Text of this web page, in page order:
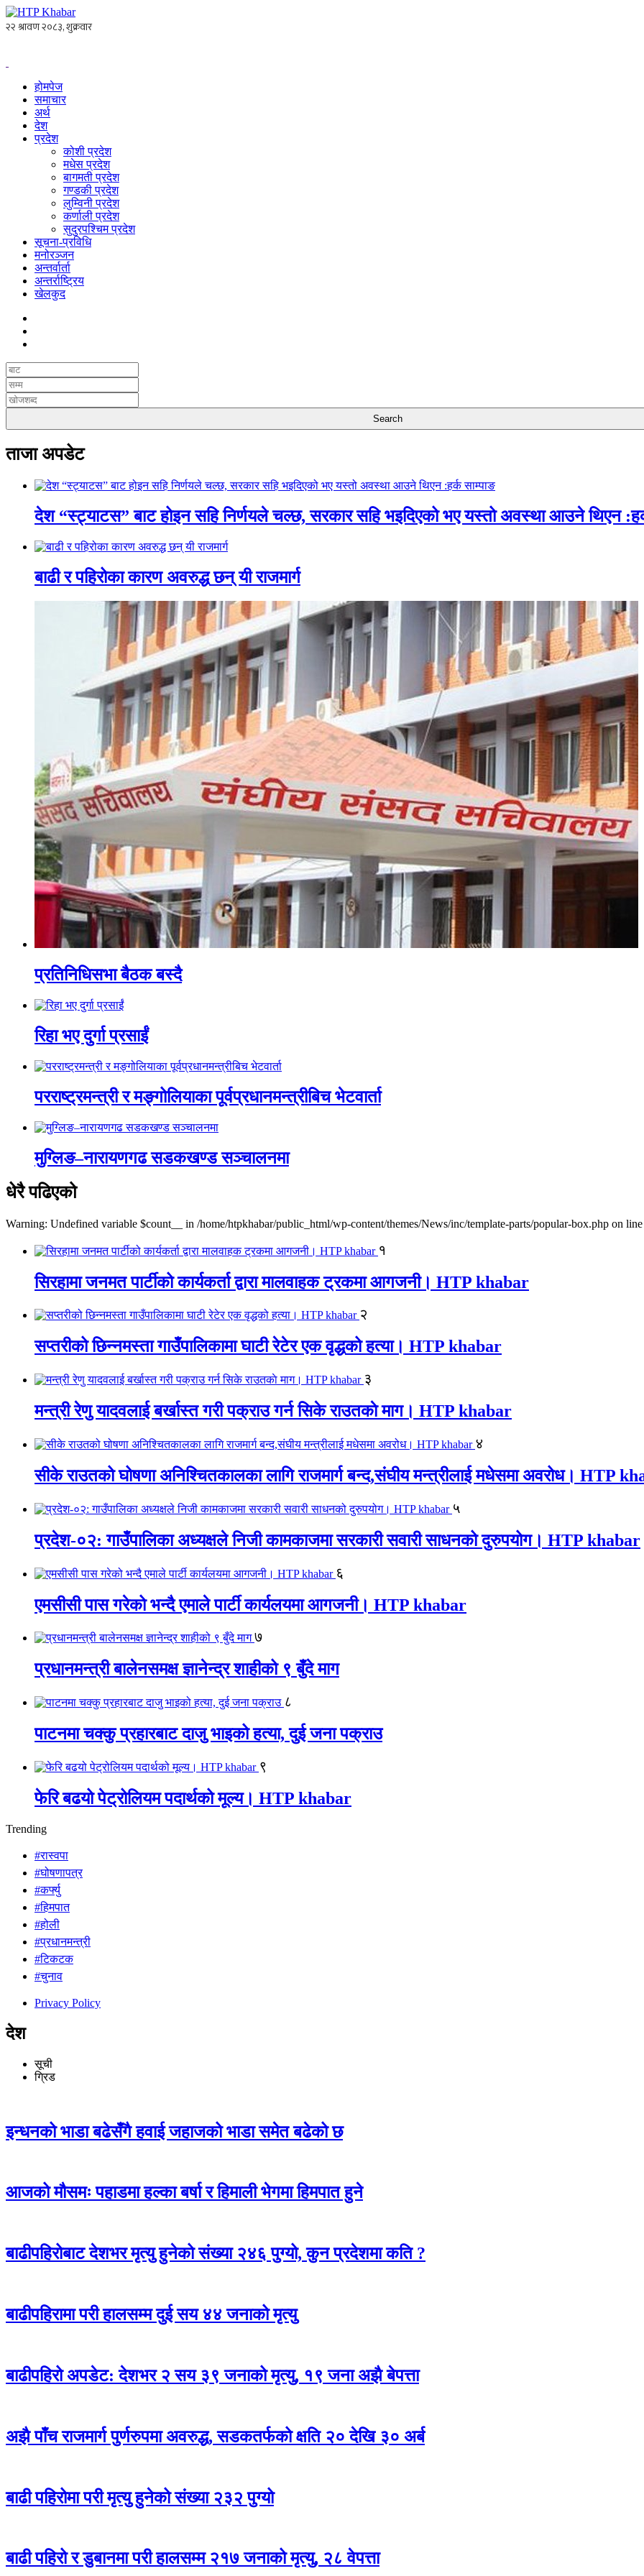
होमपेज
समाचार
अर्थ
देश
प्रदेश
कोशी प्रदेश
मधेस प्रदेश
बागमती प्रदेश
गण्डकी प्रदेश
लुम्विनी प्रदेश
कर्णाली प्रदेश
सुदुरपश्चिम प्रदेश
सूचना-प्रविधि
मनोरञ्जन
अन्तर्वार्ता
अन्तर्राष्ट्रिय
खेलकुद
ताजा अपडेट
देश “स्ट्याटस” बाट होइन सहि निर्णयले चल्छ, सरकार सहि भइदिएको भए यस्तो अवस्था आउने थिएन
बाढी र पहिरोका कारण अवरुद्ध छन् यी राजमार्ग
प्रतिनिधिसभा बैठक बस्दै
रिहा भए दुर्गा प्रसाईं
परराष्ट्रमन्त्री र मङ्गोलियाका पूर्वप्रधानमन्त्रीबिच भेटवार्ता
मुग्लिङ–नारायणगढ सडकखण्ड सञ्चालनमा
धेरै पढिएको
Warning: Undefined variable $count__ in /home/htpkhabar/public_html/wp-content/themes/News/inc/template-parts/popular-box.php on
१
सिरहामा जनमत पार्टीको कार्यकर्ता द्वारा मालवाहक ट्रकमा आगजनी। HTP khabar
२
सप्तरीको छिन्नमस्ता गाउँपालिकामा घाटी रेटेर एक वृद्धको हत्या। HTP khabar
३
मन्त्री रेणु यादवलाई बर्खास्त गरी पक्राउ गर्न सिके राउतकाे माग। HTP khabar
४
सीके राउतको घोषणा अनिश्चितकालका लागि राजमार्ग बन्द,संघीय मन्त्रीलाई मधेसमा अवरोध। HTP
५
प्रदेश-०२: गाउँपालिका अध्यक्षले निजी कामकाजमा सरकारी सवारी साधनको दुरुपयोग। HTP khabar
६
एमसीसी पास गरेको भन्दै एमाले पार्टी कार्यलयमा आगजनी। HTP khabar
७
प्रधानमन्त्री बालेनसमक्ष ज्ञानेन्द्र शाहीको ९ बुँदे माग
८
पाटनमा चक्कु प्रहारबाट दाजु भाइको हत्या, दुई जना पक्राउ
९
फेरि बढयो पेट्रोलियम पदार्थको मूल्य। HTP khabar
Trending
#रास्वपा
#घोषणापत्र
#कर्फ्यु
#हिमपात
#होली
#प्रधानमन्त्री
#टिकटक
#चुनाव
Privacy Policy
देश
सूची
ग्रिड
इन्धनको भाडा बढेसँगै हवाई जहाजको भाडा समेत बढेको छ
आजको मौसमः पहाडमा हल्का बर्षा र हिमाली भेगमा हिमपात हुने
बाढीपहिरोबाट देशभर मृत्यु हुनेको संख्या २४६ पुग्यो, कुन प्रदेशमा कति ?
बाढीपहिरामा परी हालसम्म दुई सय ४४ जनाको मृत्यु
बाढीपहिरो अपडेट: देशभर २ सय ३९ जनाको मृत्यु, १९ जना अझै बेपत्ता
अझै पाँच राजमार्ग पुर्णरुपमा अवरुद्ध, सडकतर्फको क्षति २० देखि ३० अर्ब
बाढी पहिरोमा परी मृत्यु हुनेको संख्या २३२ पुग्यो
बाढी पहिरो र डुबानमा परी हालसम्म २१७ जनाको मृत्यु, २८ वेपत्ता